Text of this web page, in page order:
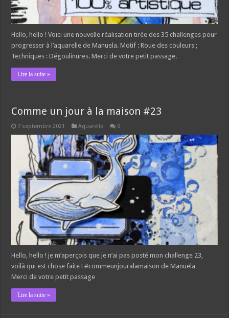
Hello, hello ! Voici une nouvelle réalisation tirée des 35 challenges pour
progresser à l’aquarelle de Manuela. Motif : Roue des couleurs ;
Techniques : Dégoulinures. Merci de votre petit passage.
Lire la suite »
Comme un jour à la maison #23
7 septembre 2021 Aquarelle 0
Hello, hello ! je m’aperçois que je n’ai pas posté mon challenge 23,
voilà qui est chose faite ! #commeunjouralamaison de Manuela…
Merci de votre petit passage
Lire la suite »